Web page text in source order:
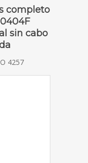
COTIZACIÓN
completo
sin cabo
4257